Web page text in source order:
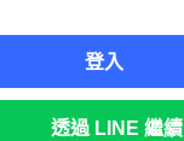
登入
透過 LINE 繼續